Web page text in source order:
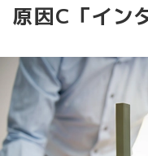
原因C「イン